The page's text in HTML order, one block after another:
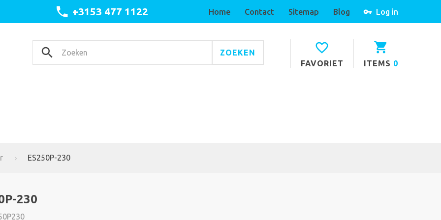
Log in
Home Contact Sitemap Blog
+3153 477 1122
ITEMS 0
FAVORIET
ZOEKEN
ES250P-230
230